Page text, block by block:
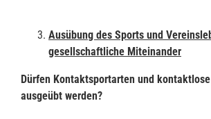
Ausübung des Sports und
gesellschaftliche Miteinander
Dürfen Kontaktsportarten und
ausgeübt werden?